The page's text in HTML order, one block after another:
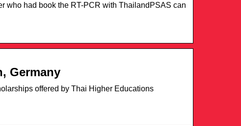
who had book the RT-PCR with ThailandPSAS can
Germany
offered by Thai Higher Educations